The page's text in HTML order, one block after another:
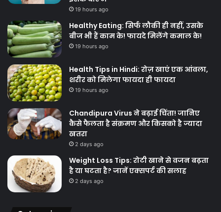
19 hours ago
Healthy Eating: सिर्फ लौकी ही नहीं, उसके
बीज भी हैं काम के! फायदे मिलेंगे कमाल के!
19 hours ago
Health Tips in Hindi: रोज़ खाएं एक आंवला,
शरीर को मिलेगा फायदा ही फायदा
19 hours ago
Chandipura Virus ने बढ़ाई चिंता! जानिए
कैसे फैलता है संक्रमण और किसको है ज्यादा
खतरा
2 days ago
Weight Loss Tips: रोटी खाने से वजन बढ़ता
है या घटता है? जानें एक्सपर्ट की सलाह
2 days ago